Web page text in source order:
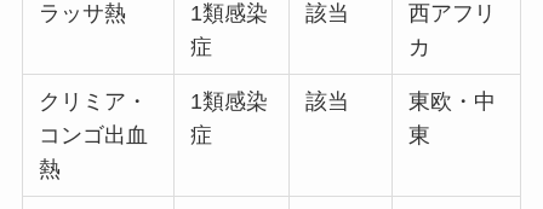
ラッサ熱
1類感染
症
該当
西アフリ
カ
クリミア・
コンゴ出血
熱
1類感染
症
該当
東欧・中
東